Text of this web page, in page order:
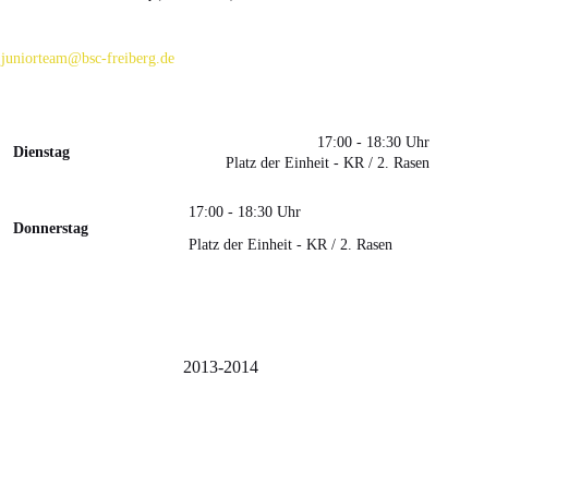
juniorteam@bsc-freiberg.de
Dienstag
17:00 - 18:30 Uhr
Platz der Einheit - KR / 2. Rasen
Donnerstag
17:00 - 18:30 Uhr
Platz der Einheit - KR / 2. Rasen
2013-2014